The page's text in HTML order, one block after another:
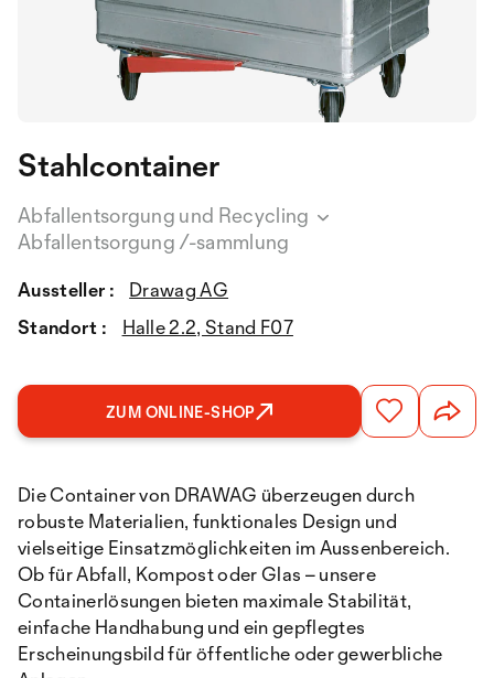
Stahlcontainer
Abfallentsorgung und Recycling
Abfallentsorgung /-sammlung
Aussteller :
Drawag AG
Standort :
Halle 2.2, Stand F07
ZUM ONLINE-SHOP
Die Container von DRAWAG überzeugen durch
robuste Materialien, funktionales Design und
vielseitige Einsatzmöglichkeiten im Aussenbereich.
Ob für Abfall, Kompost oder Glas – unsere
Containerlösungen bieten maximale Stabilität,
einfache Handhabung und ein gepflegtes
Erscheinungsbild für öffentliche oder gewerbliche